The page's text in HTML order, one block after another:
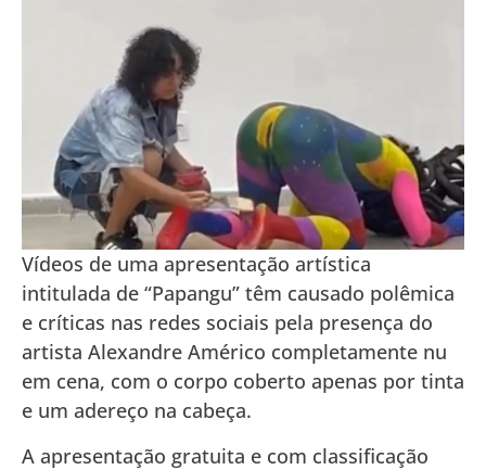
Vídeos de uma apresentação artística
intitulada de “Papangu” têm causado polêmica
e críticas nas redes sociais pela presença do
artista Alexandre Américo completamente nu
em cena, com o corpo coberto apenas por tinta
e um adereço na cabeça.
A apresentação gratuita e com classificação